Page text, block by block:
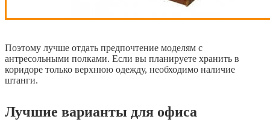
Поэтому лучше отдать предпочтение моделям с
антресольными полками. Если вы планируете хранить в
коридоре только верхнюю одежду, необходимо наличие
штанги.
Лучшие варианты для офиса